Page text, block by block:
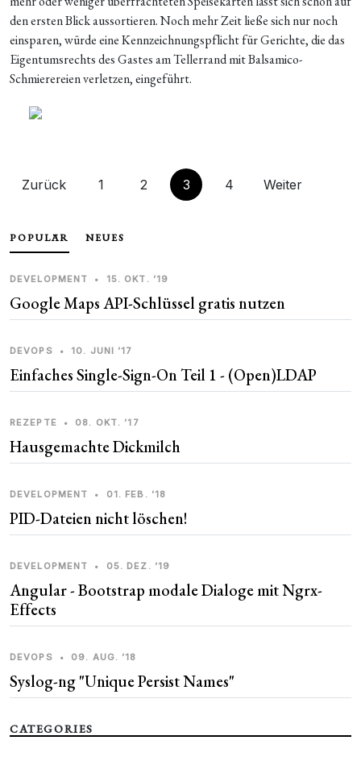
den ersten Blick aussortieren. Noch mehr Zeit ließe sich nur noch
einsparen, würde eine Kennzeichnungspflicht für Gerichte, die das
Eigentumsrechts des Gastes am Tellerrand mit Balsamico-
Schmierereien verletzen, eingeführt.
Zurück 1 2 3 4 Weiter
POPULÄR NEUES
DEVELOPMENT • 15. OKT. ’19
Google Maps API-Schlüssel gratis nutzen
DEVOPS • 10. JUNI ’17
Einfaches Single-Sign-On Teil 1 - (Open)LDAP
REZEPTE • 08. OKT. ’17
Hausgemachte Dickmilch
DEVELOPMENT • 01. FEB. ’18
PID-Dateien nicht löschen!
DEVELOPMENT • 05. DEZ. ’19
Angular - Bootstrap modale Dialoge mit Ngrx-
Effects
DEVOPS • 09. AUG. ’18
Syslog-ng "Unique Persist Names"
CATEGORIES